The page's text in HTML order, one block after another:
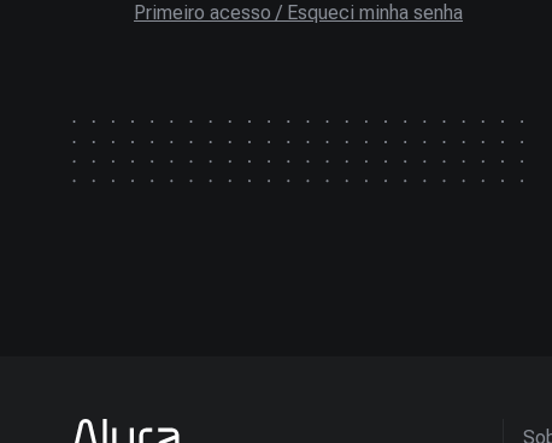
Primeiro acesso / Esqueci minha senha